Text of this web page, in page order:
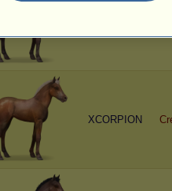
XCORPION